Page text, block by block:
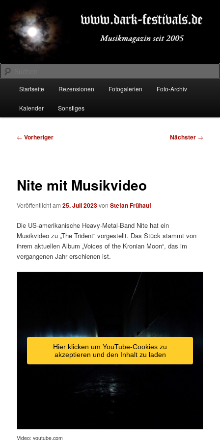
primären
Inhalt
springenDARK-FESTIVALS.DE
Suchen
Startseite Rezensionen Fotogalerien Foto-Archiv
Kalender Sonstiges
Beitragsnavigation
← Vorheriger Nächster →
Nite mit Musikvideo
Veröffentlicht am25. Juli 2023vonStefan Frühauf
Die US-amerikanische Heavy-Metal-Band Nite hat ein
Musikvideo zu „The Trident“ vorgestellt. Das Stück stammt von
ihrem aktuellen Album „Voices of the Kronian Moon“, das im
vergangenen Jahr erschienen ist.
Hier klicken um YouTube-Cookies zu
akzeptieren und den Inhalt zu laden
Video: youtube.com